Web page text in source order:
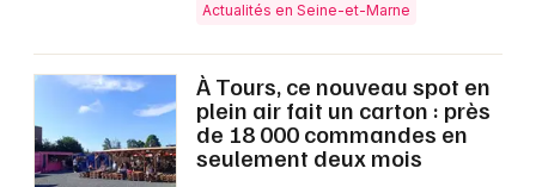
Actualités en Seine-et-Marne
À Tours, ce nouveau spot en
plein air fait un carton : près
de 18 000 commandes en
seulement deux mois